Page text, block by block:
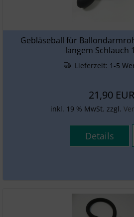
Gebläseball für
langem Schlauch
Lieferzeit: 1-5
21,90 EUR
inkl. 19 % MwSt. zzgl.
Details